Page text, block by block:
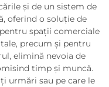
și de un sistem de
oferind o soluție de
spații comerciale
precum și pentru
elimină nevoia de
timp și muncă.
urmări sau pe care le